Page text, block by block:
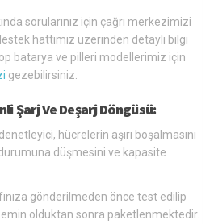
sorularınız için çağrı merkezimizi
hattımız üzerinden detaylı bilgi
batarya ve pilleri modellerimiz için
gezebilirsiniz.
Şarj Ve Deşarj Döngüsü:
hücrelerin aşırı boşalmasını
düşmesini ve kapasite
gönderilmeden önce test edilip
emin olduktan sonra paketlenmektedir.